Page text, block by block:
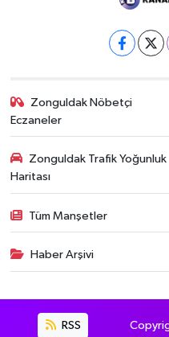
Zonguldak Nöbetçi
Eczaneler
Zonguldak Trafik Yoğunluk
Haritası
Tüm Manşetler
Haber Arşivi
RSS